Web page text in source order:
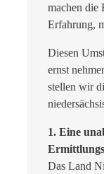
machen die
Erfahrung,
Diesen
ernst
stellen wir
1. Eine
Das Land